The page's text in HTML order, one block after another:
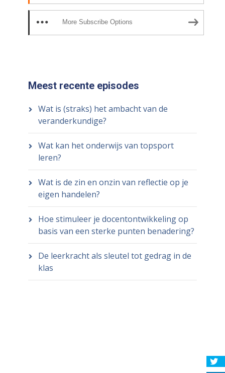
More Subscribe Options
Meest recente episodes
Wat is (straks) het ambacht van de
veranderkundige?
Wat kan het onderwijs van topsport
leren?
Wat is de zin en onzin van reflectie op je
eigen handelen?
Hoe stimuleer je docentontwikkeling op
basis van een sterke punten benadering?
De leerkracht als sleutel tot gedrag in de
klas